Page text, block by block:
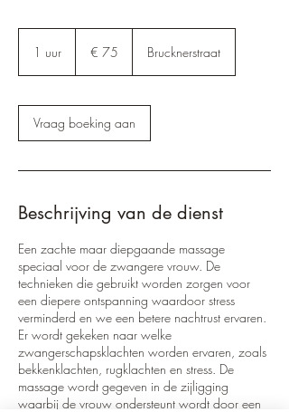
1 uur € 75 Brucknerstraat
Vraag boeking aan
Beschrijving van de dienst
Een zachte maar diepgaande massage
speciaal voor de zwangere vrouw. De
technieken die gebruikt worden zorgen voor
een diepere ontspanning waardoor stress
verminderd en we een betere nachtrust ervaren.
Er wordt gekeken naar welke
zwangerschapsklachten worden ervaren, zoals
bekkenklachten, rugklachten en stress. De
massage wordt gegeven in de zijligging
waarbij de vrouw ondersteunt wordt door een